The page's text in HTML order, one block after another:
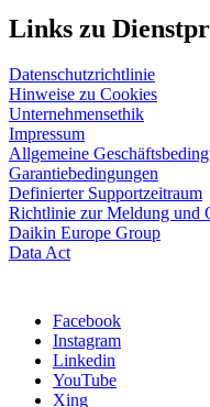
Links zu
Datenschutzrichtlinie
Hinweise zu Cookies
Unternehmensethik
Impressum
Allgemeine
Garantiebedingungen
Definierter Supportzeitraum
Richtlinie zur Meldung und
Daikin Europe Group
Data Act
Facebook
Instagram
Linkedin
YouTube
Xing